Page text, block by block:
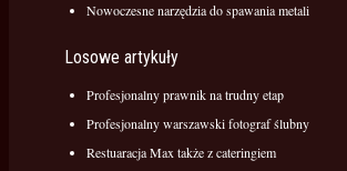
Nowoczesne narzędzia do spawania metali
Losowe artykuły
Profesjonalny prawnik na trudny etap
Profesjonalny warszawski fotograf ślubny
Restuaracja Max także z cateringiem